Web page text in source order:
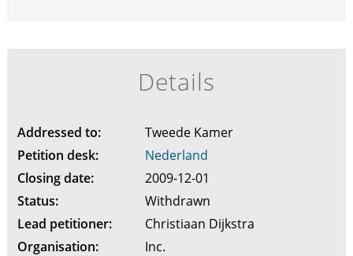
Details
Addressed to:
Tweede Kamer
Petition desk:
Nederland
Closing date:
2009-12-01
Status:
Withdrawn
Lead petitioner:
Christiaan Dijkstra
Organisation:
Inc.